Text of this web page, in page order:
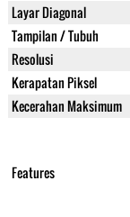
Layar Diagonal
Tampilan / Tubuh
Resolusi
Kerapatan Piksel
Kecerahan Maksimum
Features